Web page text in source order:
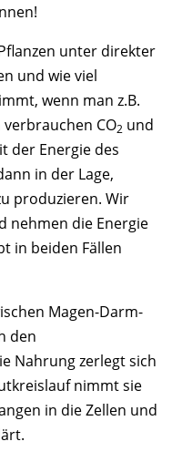
unter direkter
und wie viel
wenn man z.B.
CO2 und
der Energie des
in der Lage,
produzieren. Wir
nehmen die Energie
in beiden Fällen
Magen-Darm-
den
Nahrung zerlegt sich
nimmt sie
in die Zellen und